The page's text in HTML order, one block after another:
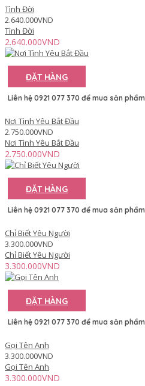
Tình Đời
2.640.000VND
Tình Đời
2.640.000VND
ĐẶT HÀNG
Liên hệ 0921 077 370 để mua sản phẩm
Nơi Tình Yêu Bắt Đầu
2.750.000VND
Nơi Tình Yêu Bắt Đầu
2.750.000VND
ĐẶT HÀNG
Liên hệ 0921 077 370 để mua sản phẩm
Chỉ Biết Yêu Người
3.300.000VND
Chỉ Biết Yêu Người
3.300.000VND
ĐẶT HÀNG
Liên hệ 0921 077 370 để mua sản phẩm
Gọi Tên Anh
3.300.000VND
Gọi Tên Anh
3.300.000VND